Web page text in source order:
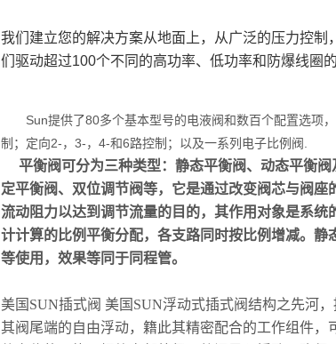
我们建立您的解决方案从地面上，从广泛的压力控
们驱动超过100个不同的高功率、低功率和防爆线圈
Sun提供了80多个基本型号的电液阀和数百个配置选项，
制；定向2-，3-，4-和6路控制；以及一系列电子比例阀.
平衡阀可分为三种类型：静态平衡阀、动态平衡
定平衡阀、双位调节阀等，它是通过改变阀芯与阀
流动阻力以达到调节流量的目的，其作用对象是系
计计算的比例平衡分配，各支路同时按比例增减。
等使用，效果等同于同程管。
美国 SUN插式阀 美国 SUN浮动式插式阀结构之先河
其阀尾端的自由浮动，籍此其精密配合的工作组件